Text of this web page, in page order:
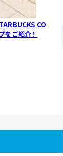
CO
ご紹介！